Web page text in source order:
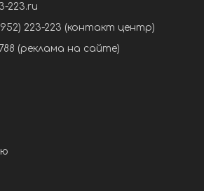
223.ru
223-223 (контакт центр)
(реклама на сайте)